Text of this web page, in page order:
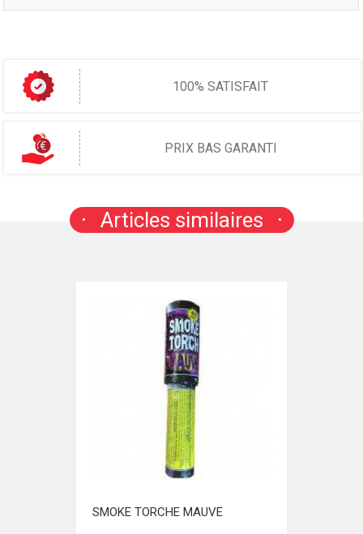
100% SATISFAIT
PRIX BAS GARANTI
Articles similaires
SMOKE TORCHE MAUVE